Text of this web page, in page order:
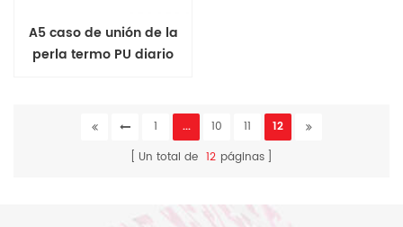
A5 caso de unión de la
perla termo PU diario
1 ... 10 11
12
Un total de 12 páginas